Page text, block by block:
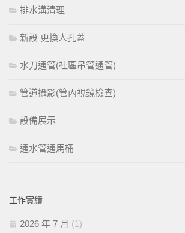
排水溝清理
新設 更換人孔蓋
水刀通管(社區吊管通管)
管道攝影(管內視鏡檢查)
設備展示
通水管通馬桶
工作實績
2026 年 7 月 (1)